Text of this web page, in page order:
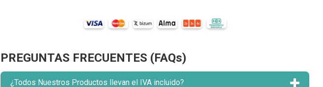
PREGUNTAS FRECUENTES (FAQs)
¿Todos Nuestros Productos llevan el IVA incluido?